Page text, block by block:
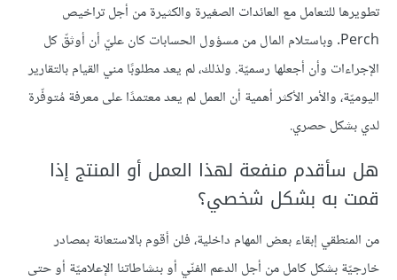
تطويرها للتعامل مع العائدات الصغيرة والكثيرة من أجل تراخيص
Perch. وباستلام المال من مسؤول الحسابات كان عليّ أن أوثقّ كل
الإجراءات وأن أجعلها رسميّة. ولذلك، لم يعد مطلوبًا مني القيام بالتقارير
اليوميّة، والأمر الأكثر أهمية أن العمل لم يعد معتمدًا على معرفة مُتوفّرة
لدي بشكل حصري.
هل سأقدم منفعة لهذا العمل أو المنتج إذا
قمت به بشكل شخصي؟
من المنطقي إبقاء بعض المهام داخلية، فلن أقوم بالاستعانة بمصادر
خارجيّة بشكل كامل من أجل الدعم الفنّي أو بنشاطاتنا الإعلاميّة أو حتى